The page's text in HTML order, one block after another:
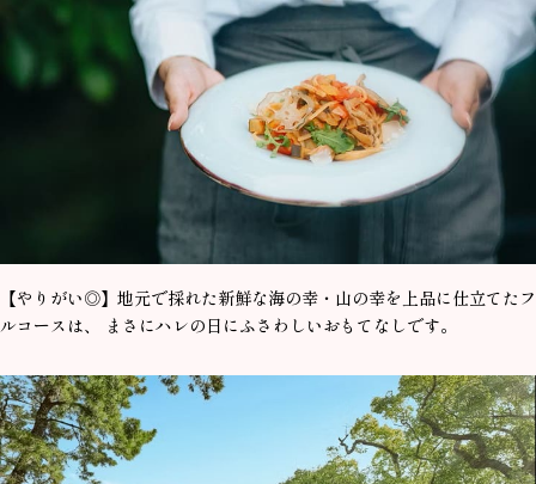
【やりがい◎】地元で採れた新鮮な海の幸・山の幸を上品に仕立てたフ
ルコースは、 まさにハレの日にふさわしいおもてなしです。